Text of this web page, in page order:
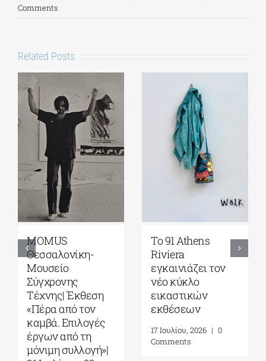
Comments
Related Posts
Γκαλερί
Ζουμπουλάκη|
Σοφία
Παπακώστα-
Things to hold| 17
Σεπτεμβρίου – 10
Οκτωβρίου 2026
30 Ιουλίου, 2026
Comments
Έρχεται το
Platforms Project
2026| 17-20
Σεπτεμβρίου στο
Καπνεργοστάσιο
της Βουλής των
22 Ιουλίου, 2026